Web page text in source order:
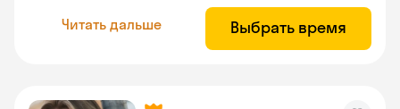
Читать дальше Выбрать время